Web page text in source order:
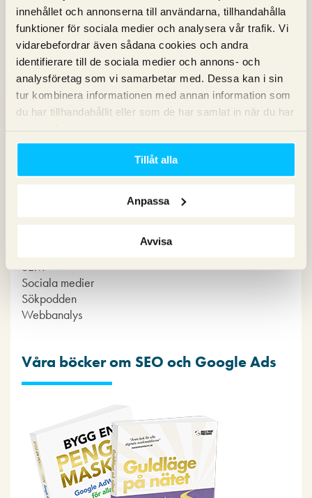
innehållet och annonserna till användarna, tillhandahålla
funktioner för sociala medier och analysera vår trafik. Vi
vidarebefordrar även sådana cookies och andra
identifierare till de sociala medier och annons- och
analysföretag som vi samarbetar med. Dessa kan i sin
tur kombinera informationen med annan information som
du har tillhandahållit eller som de har samlat in när du har
Tillåt alla
Anpassa
Avvisa
medier!
Kategorier
SEM
Sociala medier
Sökpodden
Webbanalys
Våra böcker om SEO och Google Ads